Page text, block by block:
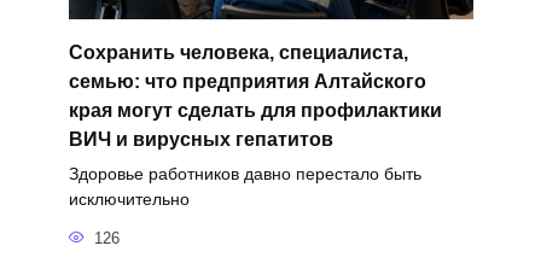
Сохранить человека, специалиста,
семью: что предприятия Алтайского
края могут сделать для профилактики
ВИЧ и вирусных гепатитов
Здоровье работников давно перестало быть
исключительно
126